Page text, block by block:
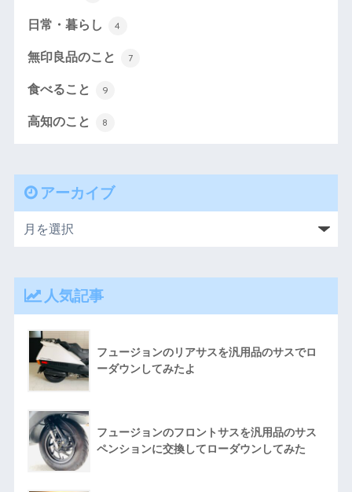
日常・暮らし 4
無印良品のこと 7
食べること 9
高知のこと 8
アーカイブ
人気記事
フュージョンのリアサスを汎用品のサスでロ
ーダウンしてみたよ
フュージョンのフロントサスを汎用品のサス
ペンションに交換してローダウンしてみた